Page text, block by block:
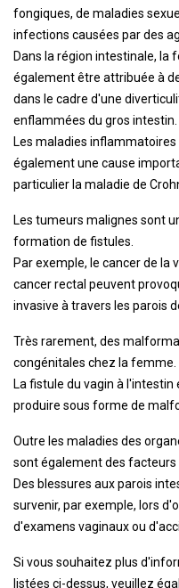
fongiques, de maladies
infections causées par des
Dans la région intestinale, la
également être attribuée à
dans le cadre d'une
enflammées du gros intestin.
Les maladies
également une cause
particulier la maladie de
Les tumeurs malignes sont
formation de fistules.
Par exemple, le cancer de la
cancer rectal peuvent
invasive à travers les parois
Très rarement, des
congénitales chez la femme.
La fistule du vagin à
produire sous forme de
Outre les maladies des
sont également des facteurs
Des blessures aux parois
survenir, par exemple, lors
d'examens vaginaux ou
Si vous souhaitez plus
listées ci-dessus, veuillez